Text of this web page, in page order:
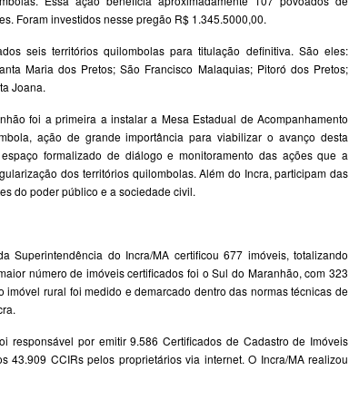
Foram investidos nesse pregão R$ 1.345.5000,00.
seis territórios quilombolas para titulação definitiva. São eles:
Maria dos Pretos; São Francisco Malaquias; Pitoró dos Pretos;
Joana.
foi a primeira a instalar a Mesa Estadual de Acompanhamento
ação de grande importância para viabilizar o avanço desta
formalizado de diálogo e monitoramento das ações que a
dos territórios quilombolas. Além do Incra, participam das
do poder público e a sociedade civil.
Superintendência do Incra/MA certificou 677 imóveis, totalizando
número de imóveis certificados foi o Sul do Maranhão, com 323
imóvel rural foi medido e demarcado dentro das normas técnicas de
responsável por emitir 9.586 Certificados de Cadastro de Imóveis
43.909 CCIRs pelos proprietários via internet. O Incra/MA realizou